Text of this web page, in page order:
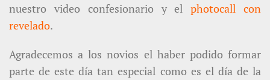
nuestro video confesionario y elphotocall con
revelado.
Agradecemos a los novios el haber podido formar
parte de este día tan especial como es el día de la